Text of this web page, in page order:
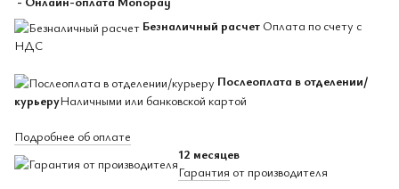
Безналичный расчет Оплата по счету с
НДС
Послеоплата в отделении/
курьеруНаличными или банковской картой
Подробнее об оплате
12 месяцев
Гарантия от производителя